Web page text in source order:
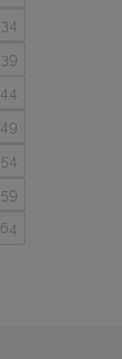
34
39
44
49
54
59
64